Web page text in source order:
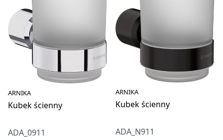
ARNIKA
Kubek ścienny
ADA_0911
ARNIKA
Kubek ścienny
ADA_N911